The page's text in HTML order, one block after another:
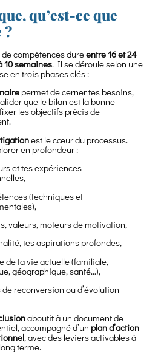
qu’est-ce que
?
compétences dureentre 16 et 24
10 semaines. Il se déroule selon une
en trois phases clés :
permet de cerner tes besoins,
que le bilan est la bonne
les objectifs précis de
est le cœur du processus.
en profondeur :
et tes expériences
(techniques et
valeurs, moteurs de motivation,
tes aspirations profondes,
de ta vie actuelle (familiale,
géographique, santé…),
reconversion ou d’évolution
aboutit à un document de
accompagné d’un plan d’action
, avec des leviers activables à
terme.